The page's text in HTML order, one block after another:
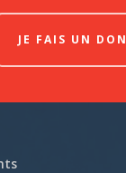
JE FAIS UN DON